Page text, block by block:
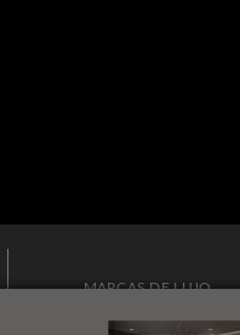
MARCAS DE LUJO